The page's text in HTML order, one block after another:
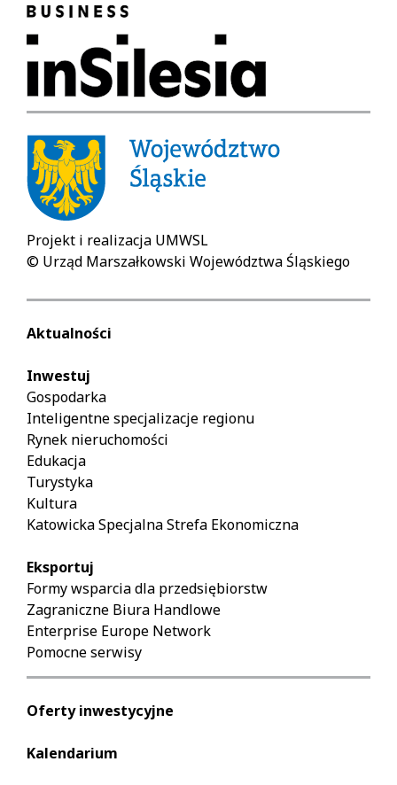
Projekt i realizacja UMWSL
© Urząd Marszałkowski Województwa Śląskiego
Aktualności
Inwestuj
Gospodarka
Inteligentne specjalizacje regionu
Rynek nieruchomości
Edukacja
Turystyka
Kultura
Katowicka Specjalna Strefa Ekonomiczna
Eksportuj
Formy wsparcia dla przedsiębiorstw
Zagraniczne Biura Handlowe
Enterprise Europe Network
Pomocne serwisy
Oferty inwestycyjne
Kalendarium